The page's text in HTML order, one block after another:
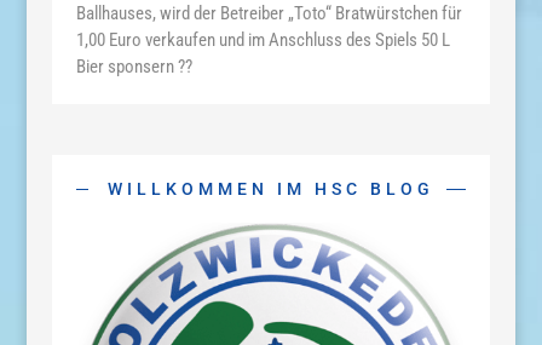
Ballhauses, wird der Betreiber „Toto“ Bratwürstchen für
1,00 Euro verkaufen und im Anschluss des Spiels 50 L
Bier sponsern ??
WILLKOMMEN IM HSC BLOG